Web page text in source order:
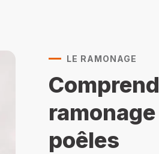
LE RAMONAGE
poêles